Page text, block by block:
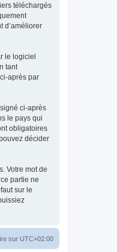
téléchargés
d’améliorer
le logiciel
tant
après par
ci-après
le pays qui
obligatoires
décider
Votre mot de
partie ne
sur le
sur UTC+02:00